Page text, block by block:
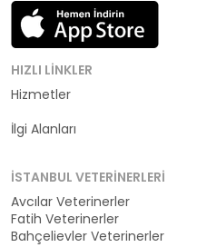
HIZLI LINKLER
Hizmetler
İlgi Alanları
İSTANBUL VETERINERLERI
Avcılar Veterinerler
Fatih Veterinerler
Bahçelievler Veterinerler